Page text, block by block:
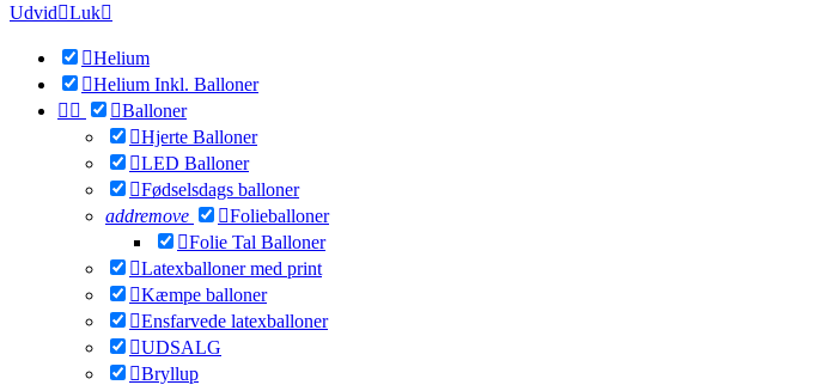
UdvidLuk
Helium
Helium Inkl. Balloner
  Balloner
Hjerte Balloner
LED Balloner
Fødselsdags balloner
addremove Folieballoner
Folie Tal Balloner
Latexballoner med print
Kæmpe balloner
Ensfarvede latexballoner
UDSALG
Bryllup